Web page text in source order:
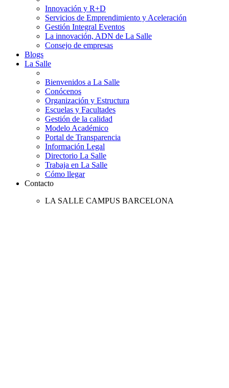
Innovación y R+D
Servicios de Emprendimiento y Aceleración
Gestión Integral Eventos
La innovación, ADN de La Salle
Consejo de empresas
Blogs
La Salle
Bienvenidos a La Salle
Conócenos
Organización y Estructura
Escuelas y Facultades
Gestión de la calidad
Modelo Académico
Portal de Transparencia
Información Legal
Directorio La Salle
Trabaja en La Salle
Cómo llegar
Contacto
LA SALLE CAMPUS BARCELONA